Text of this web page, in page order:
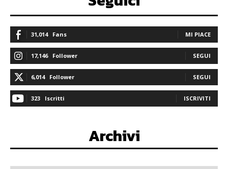
31,014 Fans MI PIACE
17,146 Follower SEGUI
6,014 Follower SEGUI
323 Iscritti ISCRIVITI
Archivi